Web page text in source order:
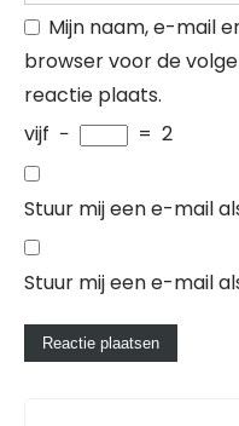
Mijn naam, e-mail
browser voor de
reactie plaats.
vijf − = 2
Stuur mij een e-mail
Stuur mij een e-mail